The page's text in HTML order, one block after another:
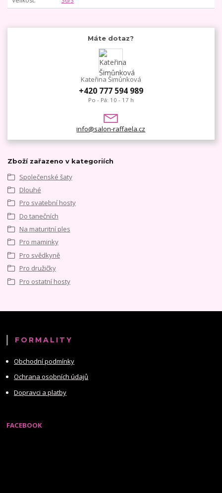
Máte dotaz?
Kateřina Šimůnková
+420 777 594 989
Po - Pá: 10 - 17 h
info@salon-raffaela.cz
Zboží zařazeno v kategoriích
Společenské šaty
Dlouhé
Pro svatební hosty
Do tanečních
Na maturitní ples
Pro maminky
Pro svědkyně
Pro družičky
Pro ostatní hosty
FORMALITY
Obchodní podmínky
Ochrana osobních údajů
Dopravci a platby
FACEBOOK